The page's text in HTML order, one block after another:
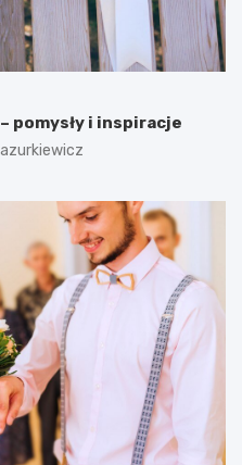
pomysły i inspiracje